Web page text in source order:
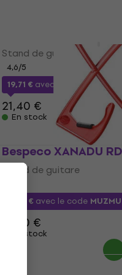
Stand de guitare
4,6/5
19,71 € avec le code
21,40 €
En stock
Bespeco XANADU
Stand de guitare
11,09 € avec le code
14,90 €
En stock